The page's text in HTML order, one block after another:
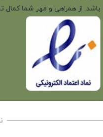
باشد. از همراهی و مهر شما کمال